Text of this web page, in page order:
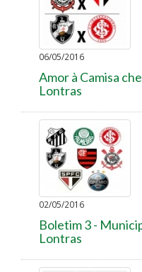
06/05/2016
Amor à Camisa
Lontras
02/05/2016
Boletim 3 -
Lontras